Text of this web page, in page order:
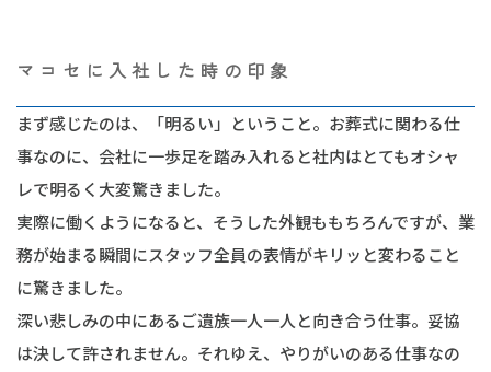
マコセに入社した時の印象
まず感じたのは、「明るい」ということ。お葬式に関わる仕
事なのに、会社に一歩足を踏み入れると社内はとてもオシャ
レで明るく大変驚きました。
実際に働くようになると、そうした外観ももちろんですが、業
務が始まる瞬間にスタッフ全員の表情がキリッと変わること
に驚きました。
深い悲しみの中にあるご遺族一人一人と向き合う仕事。妥協
は決して許されません。それゆえ、やりがいのある仕事なの